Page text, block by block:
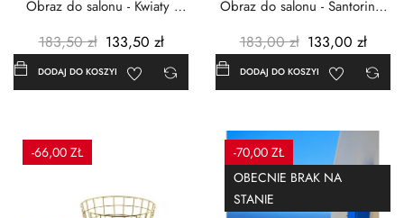
Obraz do salonu - Kwiaty -
183,50 zł 133,50 zł
DODAJ DO KOSZYKA
Obraz do salonu - Santorini -
183,00 zł 133,00 zł
DODAJ DO KOSZYKA
-66,00 ZŁ
-70,00 ZŁ
OBECNIE BRAK NA
STANIE